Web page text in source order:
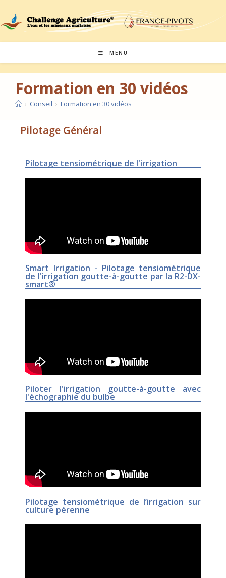
MENU
Formation en 30 vidéos
› Conseil › Formation en 30 vidéos
Pilotage Général
Pilotage tensiométrique de l'irrigation
Smart Irrigation - Pilotage tensiométrique
de l'irrigation goutte-à-goutte par la R2-DX-
smart®
Piloter l'irrigation goutte-à-goutte avec
l'échographie du bulbe
Pilotage tensiométrique de l’irrigation sur
culture pérenne